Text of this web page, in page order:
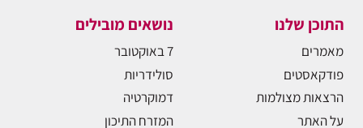
התוכן שלנו
מאמרים
פודקאסטים
הרצאות מצולמות
על האתר
נושאים מובילים
7 באוקטובר
סולידריות
דמוקרטיה
המזרח התיכון